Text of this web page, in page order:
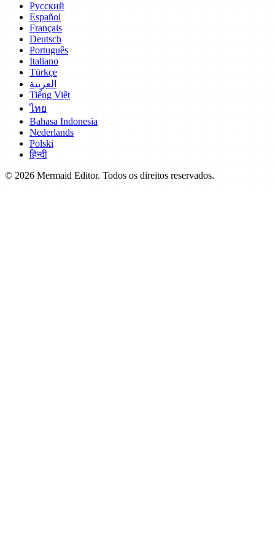
Русский
Español
Français
Deutsch
Português
Italiano
Türkçe
العربية
Tiếng Việt
ไทย
Bahasa Indonesia
Nederlands
Polski
हिन्दी
© 2026 Mermaid Editor. Todos os direitos reservados.